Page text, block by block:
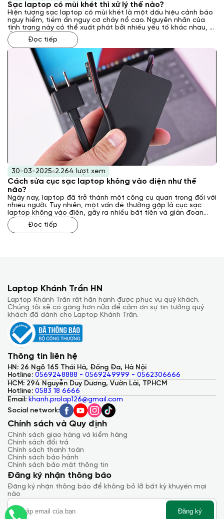
Sạc laptop có mùi khét thì xử lý thế nào?
Hiện tượng sạc laptop có mùi khét là một dấu hiệu cảnh báo
nguy hiểm, tiềm ẩn nguy cơ cháy nổ cao. Nguyên nhân của
tình trạng này có thể xuất phát bởi nhiều yếu tố khác nhau, từ
lỗi kỹ thuật bên trong sạc đến các vấn đề về nguồn điện hoặc
môi trường sử dụng. Vậy phải xử lý như thế nào khi gặp phải
tình trạng này? Laptop Khánh Trần sẽ giải đáp cho bạn qua
bài viết sau đây.
Đọc tiếp
30-03-2025 2.264 lượt xem
Cách sửa cục sạc laptop không vào điện như thế
nào?
Ngày nay, laptop đã trở thành một công cụ quan trọng đối với
nhiều người. Tuy nhiên, một vấn đề thường gặp là cục sạc
laptop không vào điện, gây ra nhiều bất tiện và gián đoạn
công việc. Vậy, cách sửa cục sạc laptop không vào điện như
thế nào? Laptop Khánh Trần sẽ giải đáp cho bạn qua bài viết
sau đây.
Đọc tiếp
Laptop Khánh Trần HN
Laptop Khánh Trần rất hân hạnh được phục vụ quý khách.
Chúng tôi sẽ cố gắng hơn nữa để cảm ơn sự tin tưởng quý
khách đã dành cho Laptop Khánh Trần.
Thông tin liên hệ
HN: 26 Ngõ 165 Thái Hà, Đống Đa, Hà Nội
Hotline: 0569248888 - 0569249999 - 0562306666
HCM: 294 Nguyễn Duy Dương, Vườn Lài, TPHCM
Hotline: 0583 18 6666
Email: khanh.prolap126@gmail.com
Social network:
Chính sách và Quy định
Chính sách giao hàng và kiểm hàng
Chính sách đổi trả
Chính sách thanh toán
Chính sách bảo hành
Chính sách bảo mật thông tin
Đăng ký nhận thông báo
Đăng ký nhận thông báo để không bỏ lỡ bất kỳ khuyến mại
nào
Đăng ký